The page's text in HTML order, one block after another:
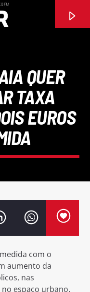
QUER
TAXA
EUROS
com o
aumento da
nas
espaço urbano.